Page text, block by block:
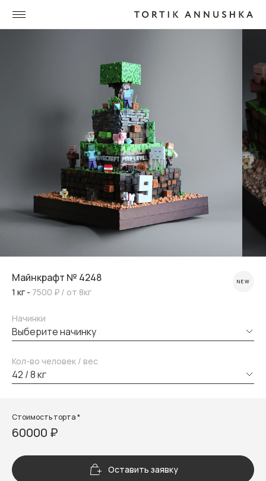
Майнкрафт № 4248
1 кг - 7500 ₽ / от 8кг
NEW
Начинки
выберите начинку
Кол-во человек / вес
42 / 8 кг
Стоимость торта *
60000 ₽
Оставить заявку